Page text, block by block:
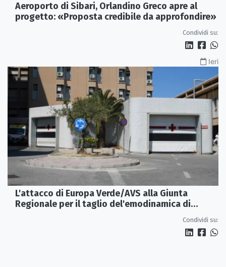
Aeroporto di Sibari, Orlandino Greco apre al
progetto: «Proposta credibile da approfondire»
Condividi su:
Ieri
L'attacco di Europa Verde/AVS alla Giunta
Regionale per il taglio del'emodinamica di
Condividi su: